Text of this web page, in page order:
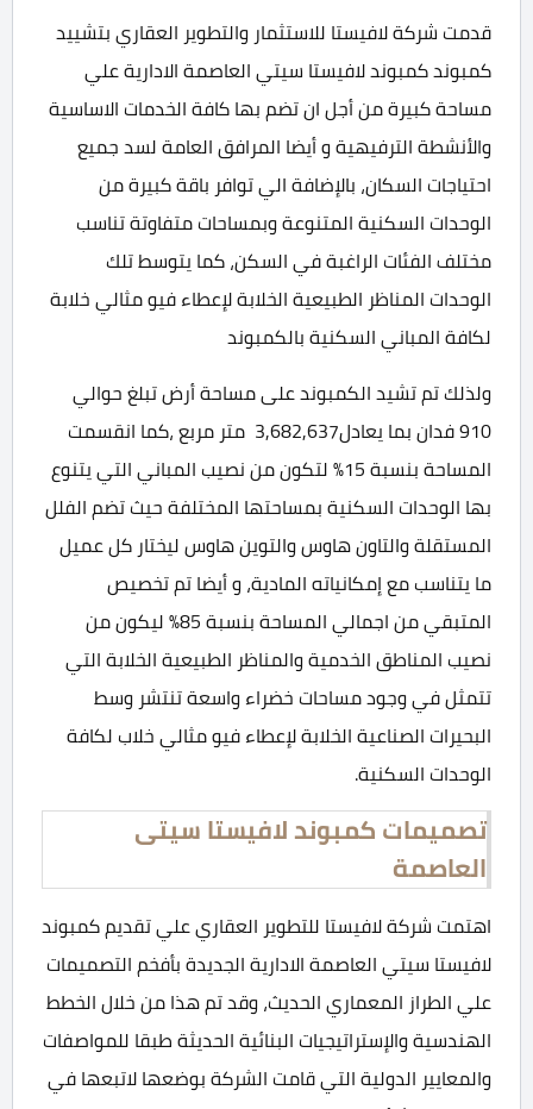
قدمت شركة لافيستا للاستثمار والتطوير العقاري بتشييد
كمبوند كمبوند لافيستا سيتي العاصمة الادارية علي
مساحة كبيرة من أجل ان تضم بها كافة الخدمات الاساسية
والأنشطة الترفيهية و أيضا المرافق العامة لسد جميع
احتياجات السكان، بالإضافة الي توافر باقة كبيرة من
الوحدات السكنية المتنوعة وبمساحات متفاوتة تناسب
مختلف الفئات الراغبة في السكن، كما يتوسط تلك
الوحدات المناظر الطبيعية الخلابة لإعطاء فيو مثالي خلابة
لكافة المباني السكنية بالكمبوند
ولذلك تم تشيد الكمبوند على مساحة أرض تبلغ حوالي
910 فدان بما يعادل3,682,637 متر مربع ،كما انقسمت
المساحة بنسبة 15% لتكون من نصيب المباني التي يتنوع
بها الوحدات السكنية بمساحتها المختلفة حيث تضم الفلل
المستقلة والتاون هاوس والتوين هاوس ليختار كل عميل
ما يتناسب مع إمكانياته المادية، و أيضا تم تخصيص
المتبقي من اجمالي المساحة بنسبة 85% ليكون من
نصيب المناطق الخدمية والمناظر الطبيعية الخلابة التي
تتمثل في وجود مساحات خضراء واسعة تنتشر وسط
البحيرات الصناعية الخلابة لإعطاء فيو مثالي خلاب لكافة
الوحدات السكنية.
تصميمات كمبوند لافيستا سيتى
العاصمة
اهتمت شركة لافيستا للتطوير العقاري علي تقديم كمبوند
لافيستا سيتي العاصمة الادارية الجديدة بأفخم التصميمات
علي الطراز المعماري الحديث، وقد تم هذا من خلال الخطط
الهندسية والإستراتيجيات البنائية الحديثة طبقا للمواصفات
والمعايير الدولية التي قامت الشركة بوضعها لاتبعها في